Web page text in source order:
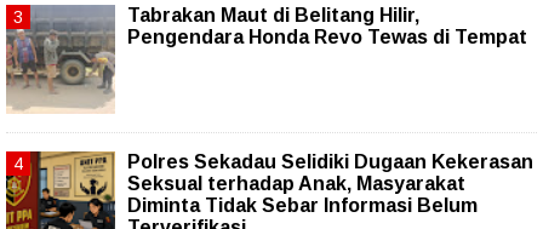
Tabrakan Maut di Belitang Hilir,
Pengendara Honda Revo Tewas di Tempat
Polres Sekadau Selidiki Dugaan Kekerasan
Seksual terhadap Anak, Masyarakat
Diminta Tidak Sebar Informasi Belum